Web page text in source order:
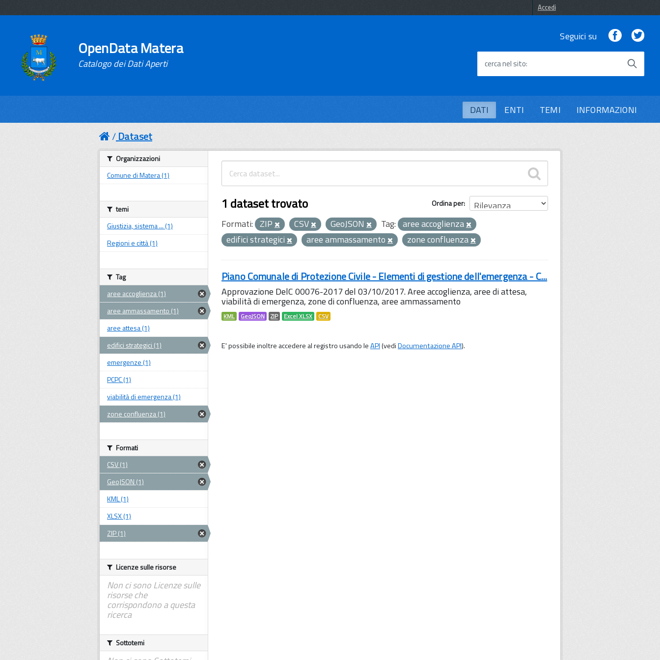
Accedi
OpenData Matera
Catalogo dei Dati Aperti
Seguici su Facebook
cerca nel sito
DATI ENTI TEMI INFORMAZIONI
Dataset
Ordina per
1 dataset trovato
Formati: ZIP CSV GeoJSON Tag: aree accoglienza
edifici strategici
aree ammassamento zone confluenza
Piano Comunale di Protezione Civile - Elementi di gestione dell'emergenza - C...
Approvazione DelC 00076-2017 del 03/10/2017. Aree accoglienza, aree di attesa,
viabilità di emergenza, zone di confluenza, aree ammassamento
KML GeoJSON ZIP Excel XLSX CSV
E' possibile inoltre accedere al registro usando leAPI(vediDocumentazione API).
Organizzazioni
Comune di Matera (1)
temi
Giustizia, sistema ... (1)
Regioni e città (1)
Tag
aree accoglienza (1)
aree ammassamento (1)
aree attesa (1)
edifici strategici (1)
emergenze (1)
PCPC (1)
viabilità di emergenza (1)
zone confluenza (1)
Formati
CSV (1)
GeoJSON (1)
KML (1)
XLSX (1)
ZIP (1)
Licenze sulle risorse
Non ci sono Licenze sulle
risorse che
corrispondono a questa
ricerca
Sottotemi